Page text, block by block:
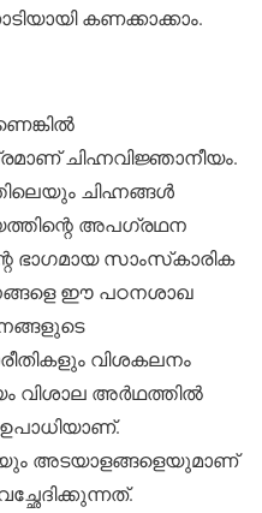
കണക്കാക്കാം.
ചിഹ്നവിജ്ഞാനീയം.
ചിഹ്നങ്ങള്‍
അപഗ്രഥന
ഭാഗമായ സാംസ്‌കാരിക
ഈ പഠനശാഖ
വിശകലനം
വിശാല അര്‍ഥത്തില്‍
അടയാളങ്ങളെയുമാണ്